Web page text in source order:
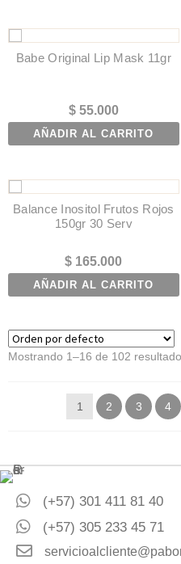
$ 15.000.
$
Babe Original Lip Mask 11gr
$55.000
AÑADIR AL CARRITO
Balance Inositol Frutos Rojos
150gr 30 Serv
$ 165.000
AÑADIR AL CARRITO
Mostrando 1–16 de 102
1 2 3 4
(+57) 301 411 81 40
(+57) 305 233 45 71